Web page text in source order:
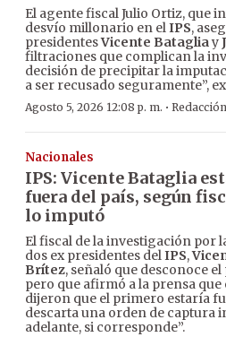
El agente fiscal Julio Ortiz, que
desvío millonario en elIPS,
presidentesVicente Batagliay
filtraciones que complican la
decisión de precipitar la
a ser recusado seguramente”,
Agosto 5, 2026 12:08 p. m. ·
Nacionales
IPS: Vicente Bataglia
fuera del país, según
lo imputó
El fiscal de la investigación por
dos ex presidentes delIPS,
Brítez, señaló que desconoce
pero que afirmó a la prensa
dijeron que el primero estaría
descarta una orden de captura
adelante, si corresponde”.